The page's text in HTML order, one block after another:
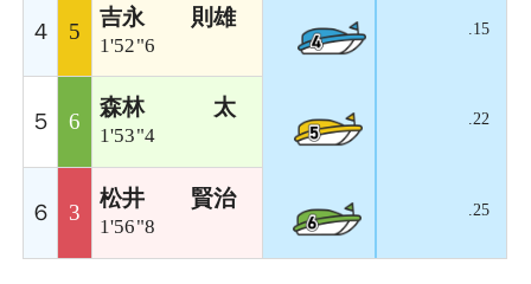
.15
.22
.25
４ 5
吉永 則雄
1'52"6
５ 6
森林 太
1'53"4
６ 3
松井 賢治
1'56"8